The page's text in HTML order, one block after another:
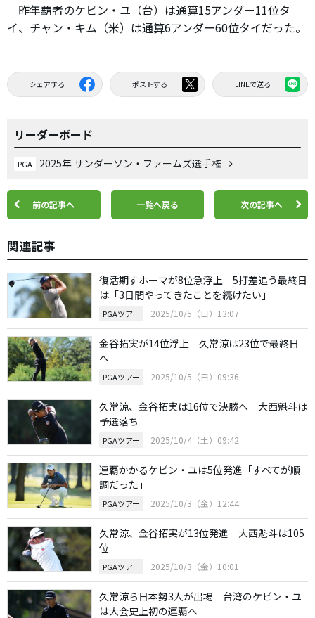
昨年覇者のケビン・ユ（台）は通算15アンダー11位タ
イ、チャン・キム（米）は通算6アンダー60位タイだった。
シェアする ポストする LINEで送る
リーダーボード
PGA 2025年 サンダーソン・ファームズ選手権
前の記事へ 一覧へ戻る 次の記事へ
関連記事
復活期すホーマが8位急浮上 5打差追う最終日
は「3日間やってきたことを続けたい」
PGAツアー 2025/10/5（日）13:07
金谷拓実が14位浮上 久常涼は23位で最終日
へ
PGAツアー 2025/10/5（日）09:36
久常涼、金谷拓実は16位で決勝へ 大西魁斗は
予選落ち
PGAツアー 2025/10/4（土）09:42
連覇かかるケビン・ユは5位発進「すべてが順
調だった」
PGAツアー 2025/10/3（金）12:44
久常涼、金谷拓実が13位発進 大西魁斗は105
位
PGAツアー 2025/10/3（金）10:01
久常涼ら日本勢3人が出場 台湾のケビン・ユ
は大会史上初の連覇へ